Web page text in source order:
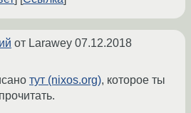
от Larawey 07.12.2018
тут (nixos.org), которое ты